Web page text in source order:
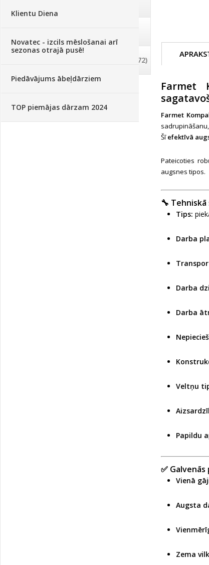
Klientu Diena
Novatec - izcils mēslošanai arī
sezonas otrajā pusē!
Piedāvājums ābeļdārziem
TOP piemājas dārzam 2024
(72)
Farmet
Farmet
Šīefektīvā
Pateicoties
augsnes tipos.
🔧 Tehniskā
Tips:
Darba
Darba
Darba
Veltņu
Papildu
✅
Vienā
Augsta
Zema